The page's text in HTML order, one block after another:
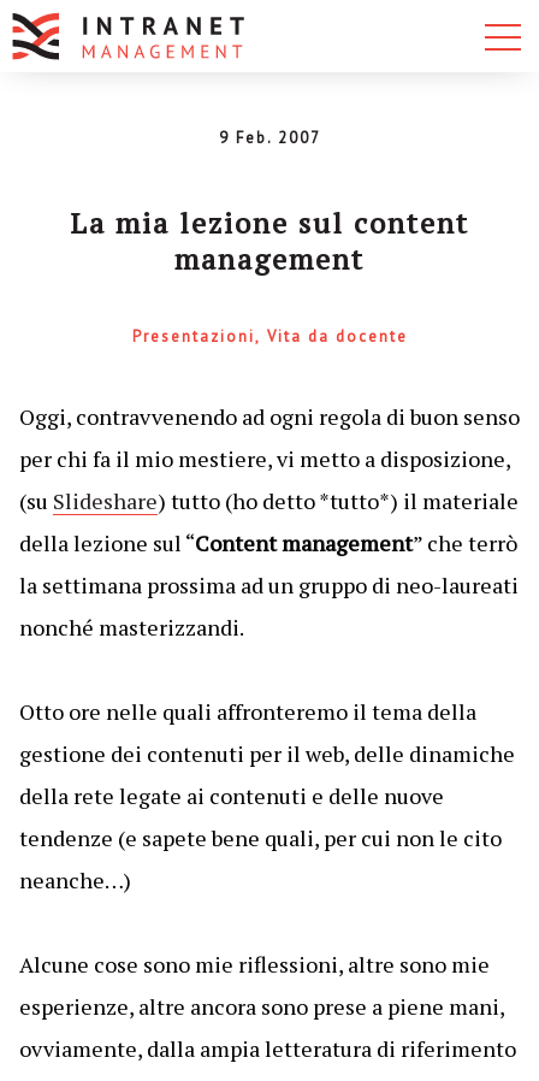
9 Feb. 2007
La mia lezione sul content
management
Presentazioni Vita da docente
Oggi, contravvenendo ad ogni regola di buon senso
per chi fa il mio mestiere, vi metto a disposizione,
(su Slideshare) tutto (ho detto *tutto*) il materiale
della lezione sul “Content management” che terrò
la settimana prossima ad un gruppo di neo-laureati
nonché masterizzandi.
Otto ore nelle quali affronteremo il tema della
gestione dei contenuti per il web, delle dinamiche
della rete legate ai contenuti e delle nuove
tendenze (e sapete bene quali, per cui non le cito
neanche…)
Alcune cose sono mie riflessioni, altre sono mie
esperienze, altre ancora sono prese a piene mani,
ovviamente, dalla ampia letteratura di riferimento